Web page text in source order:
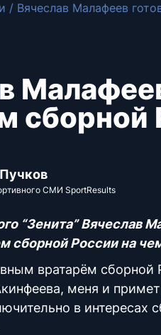
/ Вячеслав Малафеев
сборной
СМИ SportResults
“Зенита” Вячеслав
сборной России на
вратарём
меня и
в